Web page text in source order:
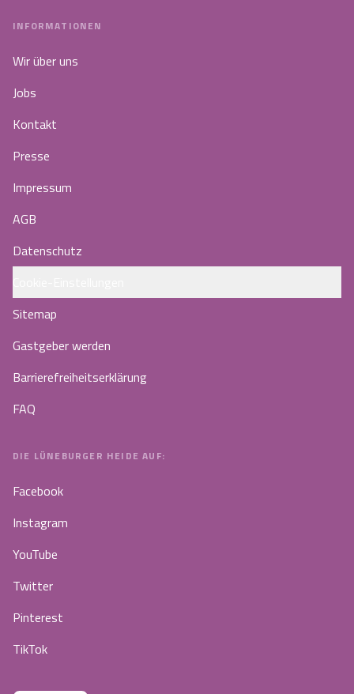
INFORMATIONEN
Wir über uns
Jobs
Kontakt
Presse
Impressum
AGB
Datenschutz
Sitemap
Gastgeber werden
Barrierefreiheitserklärung
FAQ
DIE LÜNEBURGER HEIDE AUF:
Facebook
Instagram
YouTube
Twitter
Pinterest
TikTok